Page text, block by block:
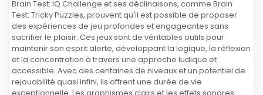
Brain Test: IQ Challenge et ses déclinaisons, comme Brain
Test: Tricky Puzzles, prouvent qu'il est possible de proposer
des expériences de jeu profondes et engageantes sans
sacrifier le plaisir. Ces jeux sont de véritables outils pour
maintenir son esprit alerte, développant la logique, la réflexion
et la concentration à travers une approche ludique et
accessible. Avec des centaines de niveaux et un potentiel de
rejouabilité quasi infini, ils offrent une durée de vie
exceptionnelle. Les graphismes clairs et les effets sonores